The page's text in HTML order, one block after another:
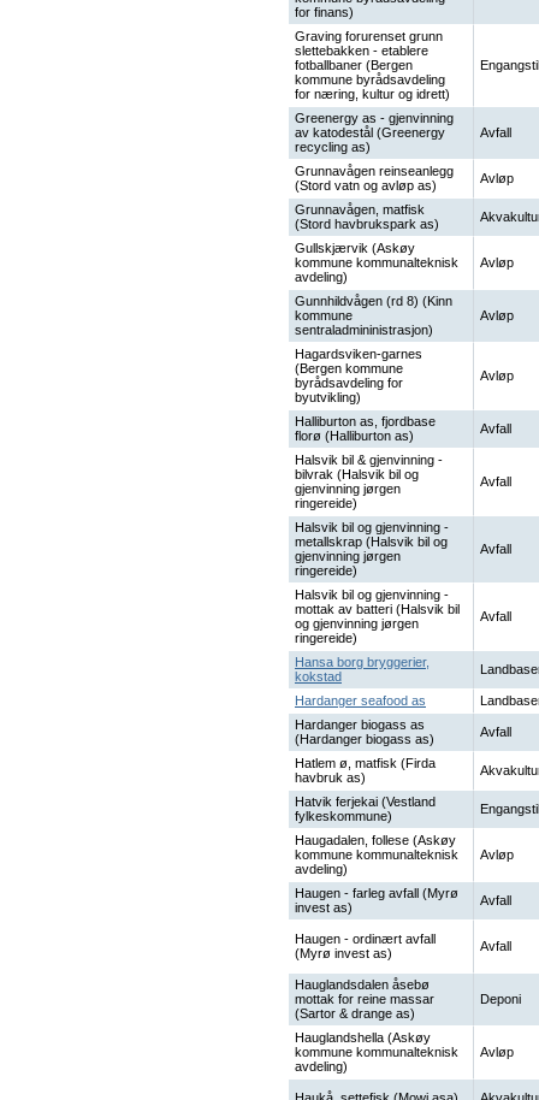
for finans)
Graving forurenset grunn
slettebakken - etablere
fotballbaner (Bergen
kommune byrådsavdeling
for næring, kultur og idrett)
Greenergy as - gjenvinning
av katodestål (Greenergy
recycling as)
Avfall
Grunnavågen reinseanlegg
(Stord vatn og avløp as)
Avløp
Grunnavågen, matfisk
(Stord havbrukspark as)
Gullskjærvik (Askøy
kommune kommunalteknisk
avdeling)
Avløp
Gunnhildvågen (rd 8) (Kinn
kommune
sentraladmininistrasjon)
Avløp
Hagardsviken-garnes
(Bergen kommune
byrådsavdeling for
byutvikling)
Avløp
Halliburton as, fjordbase
florø (Halliburton as)
Avfall
Halsvik bil & gjenvinning -
bilvrak (Halsvik bil og
gjenvinning jørgen
ringereide)
Avfall
Halsvik bil og gjenvinning -
metallskrap (Halsvik bil og
gjenvinning jørgen
ringereide)
Avfall
Halsvik bil og gjenvinning -
mottak av batteri (Halsvik bil
og gjenvinning jørgen
ringereide)
Avfall
Hansa borg bryggerier,
kokstad
Hardanger seafood as
Hardanger biogass as
(Hardanger biogass as)
Avfall
Hatlem ø, matfisk (Firda
havbruk as)
Hatvik ferjekai (Vestland
fylkeskommune)
Haugadalen, follese (Askøy
kommune kommunalteknisk
avdeling)
Avløp
Haugen - farleg avfall (Myrø
invest as)
Avfall
Haugen - ordinært avfall
(Myrø invest as)
Avfall
Hauglandsdalen åsebø
mottak for reine massar
(Sartor & drange as)
Deponi
Hauglandshella (Askøy
kommune kommunalteknisk
avdeling)
Avløp